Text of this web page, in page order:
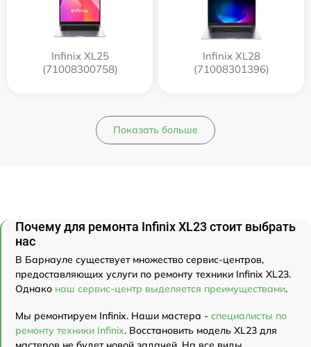
Infinix XL25
(71008300758)
Infinix XL28
(71008301396)
Показать больше
Почему для ремонта Infinix XL23 стоит выбрать
нас
В Барнауле существует множество сервис-центров,
предоставляющих услуги по ремонту техники Infinix XL23.
Однако наш сервис-центр выделяется преимуществами.
Мы ремонтируем Infinix. Наши мастера - специалисты по
ремонту техники Infinix. Восстановить модель XL23 для